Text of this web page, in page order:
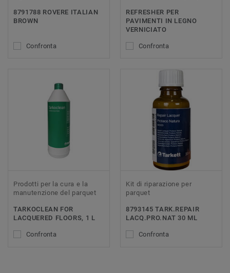
8791788 ROVERE ITALIAN
BROWN
Confronta
REFRESHER PER
PAVIMENTI IN LEGNO
VERNICIATO
Confronta
Prodotti per la cura e la
manutenzione del parquet
TARKOCLEAN FOR
LACQUERED FLOORS, 1 L
Confronta
Kit di riparazione per
parquet
8793145 TARK.REPAIR
LACQ.PRO.NAT 30 ML
Confronta